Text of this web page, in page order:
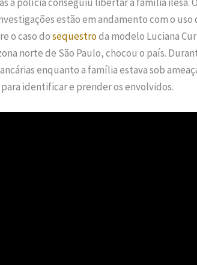
estão em andamento com o uso
o caso dosequestroda modelo Luciana
norte de São Paulo, chocou o país.
enquanto a família estava sob
identificar e prender os envolvidos.